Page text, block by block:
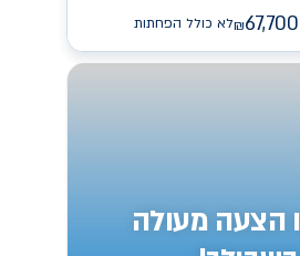
₪67,700 לא כולל הפחתות
הצעה מעולה